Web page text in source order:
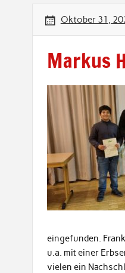
Oktober 31,
Markus
eingefunden.
u.a. mit einer
vielen ein